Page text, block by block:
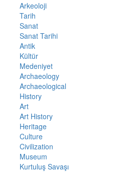
Arkeoloji
Tarih
Sanat
Sanat Tarihi
Antik
Kültür
Medeniyet
Archaeology
Archaeological
History
Art
Art History
Heritage
Culture
Civilization
Museum
Kurtuluş Savaşı